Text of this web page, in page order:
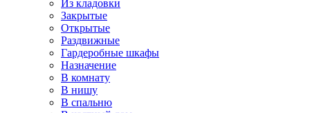
Из кладовки
Закрытые
Открытые
Раздвижные
Гардеробные шкафы
Назначение
В комнату
В нишу
В спальню